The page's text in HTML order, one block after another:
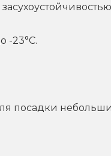
-23°C.
посадки